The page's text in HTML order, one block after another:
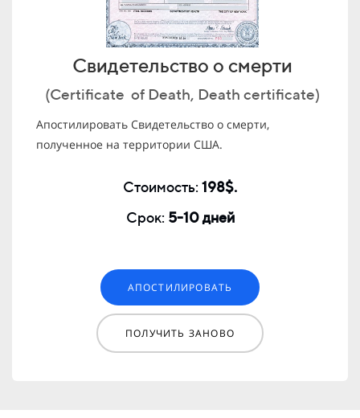
Свидетельство о смерти
(Certificate of Death, Death certificate)
Апостилировать Свидетельство о смерти,
полученное на территории США.
Стоимость: 198$.
Срок: 5-10 дней
АПОСТИЛИРОВАТЬ
ПОЛУЧИТЬ ЗАНОВО